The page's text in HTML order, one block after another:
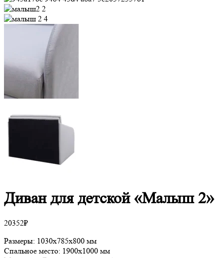
Диван для детской «Малыш 2»
20352₽
Размеры: 1030х785х800 мм
Спальное место: 1900х1000 мм